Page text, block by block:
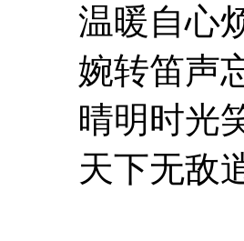
温暖自心烦
婉转笛声忘
晴明时光笑
天下无敌逍